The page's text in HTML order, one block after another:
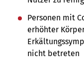
Personen mit
erhöhter
nicht betreten